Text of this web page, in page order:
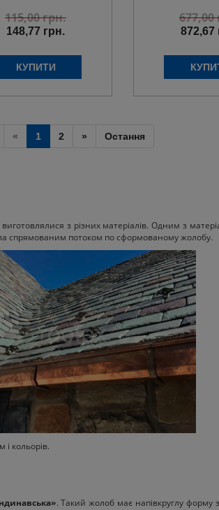
115,00грн.
148,77 грн.
677,00
872,67
« 1 2 » Остання
з різних матеріалів. Одним з
спрямованим потоком по сформованому жолобу.
кольорів.
. Такий жолоб має напівкруглу форму